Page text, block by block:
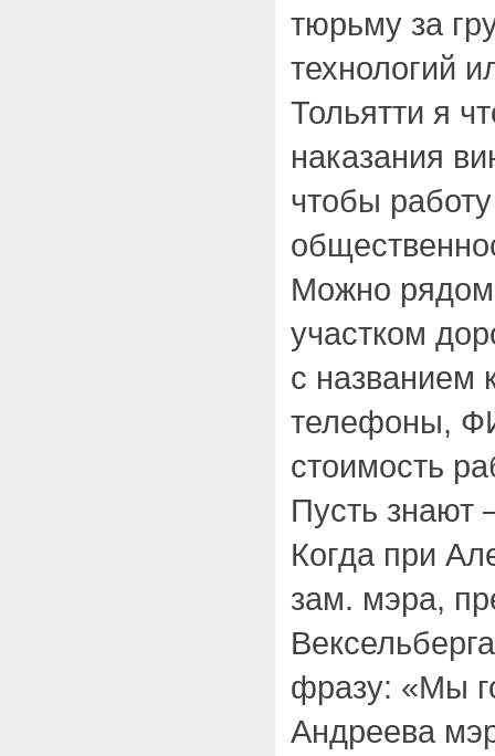
тюрьму за
технологий
Тольятти я
наказания
чтобы
Можно
участком
с названием
телефоны,
стоимость
Пусть знают
Когда при
зам. мэра,
фразу: «Мы
Андреева